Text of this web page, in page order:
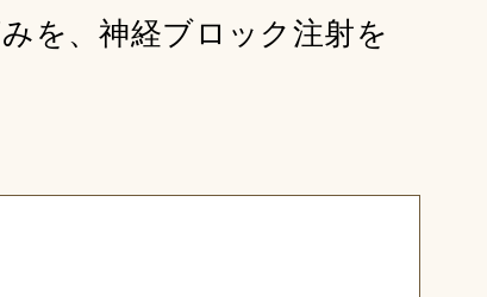
を、神経ブロック注射を